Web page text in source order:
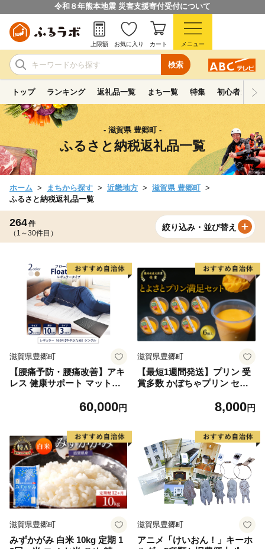
令和８年熊本地震 災害支援寄付受付について
検索
上限額 お気に入り カート メニュー
トップ ランキング 返礼品一覧 まち一覧 特集 初心者ガイド
- 滋賀県 豊郷町 -
ふるさと納税返礼品一覧
ホーム まちから探す 近畿地方
滋賀県 豊郷町
ふるさと納税返礼品一覧
264件
（1～30件目）
絞り込み・並び替え
滋賀県豊郷町
【腰痛予防・腰痛改善】アキ
レス 健康サポート マットレ
イプ S シングル グレー 腰痛
60,000円
滋賀県豊郷町
【最短1週間発送】プリン 受
賞多数 かぼちゃプリン セッ
（6個入り）スイーツ おやつ
8,000円
滋賀県豊郷町
みずかがみ 白米 10kg 定期 1
滋賀県豊郷町
アニメ「けいおん！」キーホ